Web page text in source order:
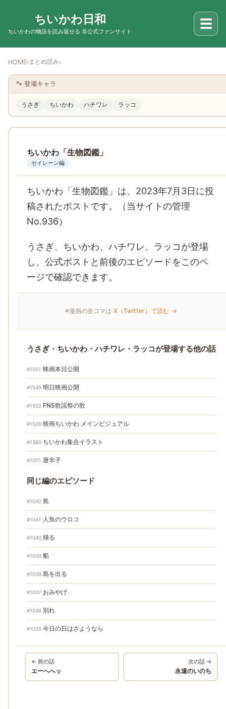
ちいかわ日和
ちいかわの物語を読み返せる 非公式ファンサイト ☰
HOME›まとめ読み›
ちいかわ「生物図鑑」
セイレーン編
ちいかわ「生物図鑑」は、2023年7月3日に投
稿されたポストです。（当サイトの管理
No.936）
うさぎ、ちいかわ、ハチワレ、ラッコが登場
し、公式ポストと前後のエピソードをこのペ
ージで確認できます。
※漫画の全コマはX（Twitter）で読む →
うさぎ・ちいかわ・ハチワレ・ラッコが登場する他の話
#1551 映画本日公開
#1549 明日映画公開
#1522 FNS歌謡祭の歌
#1509 映画ちいかわ メインビジュアル
#1380 ちいかわ集合イラスト
#1051 唐辛子
同じ編のエピソード
#1042 島
#1041 人魚のウロコ
#1040 帰る
#1039 船
#1038 島を出る
#1037 おみやげ
#1036 別れ
#1035 今日の日はさようなら
← 前の話
エーへへッ
次の話 →
永遠のいのち
🐾 登場キャラ
うさぎ ちいかわ ハチワレ ラッコ